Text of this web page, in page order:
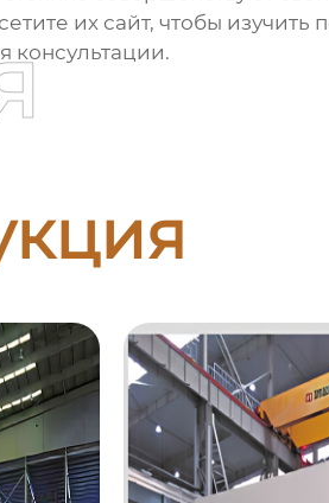
их сайт, чтобы изучить
консультации.